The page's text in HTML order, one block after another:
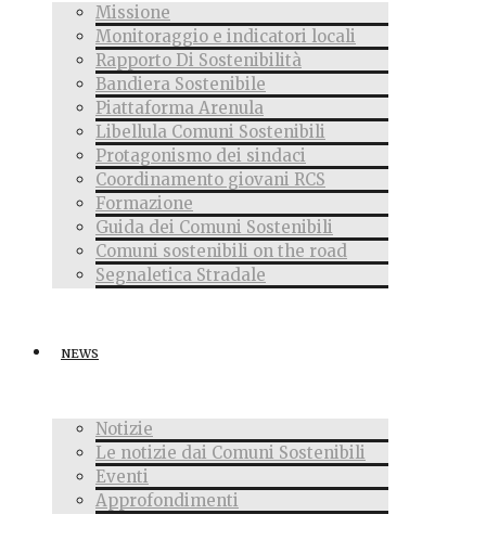
Missione
Monitoraggio e indicatori locali
Rapporto Di Sostenibilità
Bandiera Sostenibile
Piattaforma Arenula
Libellula Comuni Sostenibili
Protagonismo dei sindaci
Coordinamento giovani RCS
Formazione
Guida dei Comuni Sostenibili
Comuni sostenibili on the road
Segnaletica Stradale
NEWS
Notizie
Le notizie dai Comuni Sostenibili
Eventi
Approfondimenti